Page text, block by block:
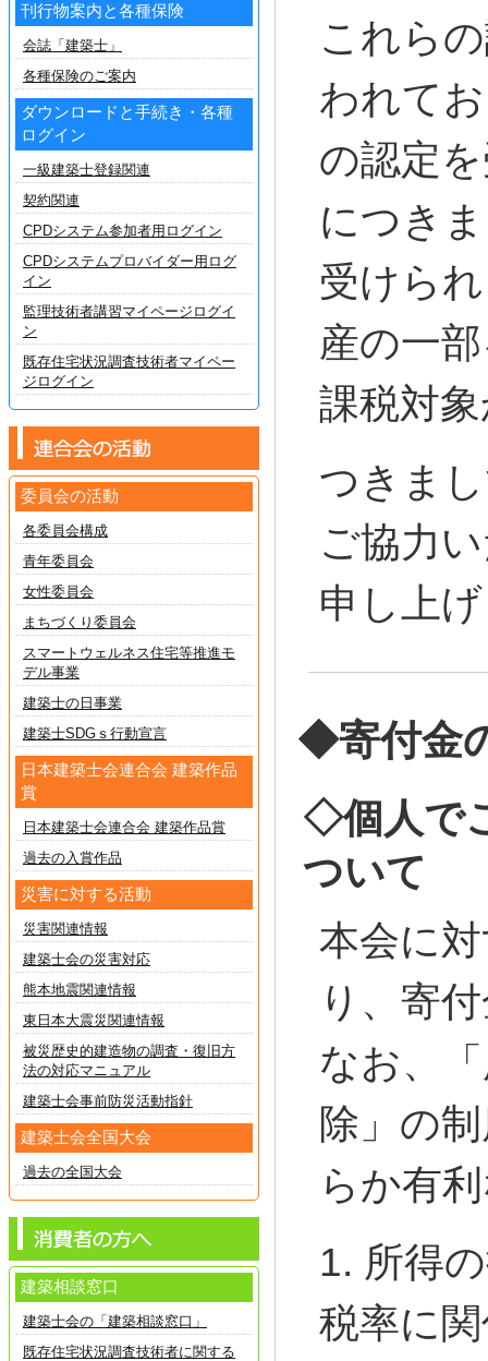
これら
われて
の認定
につき
受けら
産の一
課税対
つきま
ご協力
申し上
◆寄付金
◇個人で
ついて
本会に
り、寄
なお、
除」の
らか有
1. 所得
税率に
刊行物案内と各種保険
会誌「建築士」
各種保険のご案内
ダウンロードと手続き・各種
ログイン
一級建築士登録関連
契約関連
CPDシステム参加者用ログイン
CPDシステムプロバイダー用ログ
イン
監理技術者講習マイページログイ
ン
既存住宅状況調査技術者マイペー
ジログイン
委員会の活動
各委員会構成
青年委員会
女性委員会
まちづくり委員会
スマートウェルネス住宅等推進モ
デル事業
建築士の日事業
建築士SDGｓ行動宣言
日本建築士会連合会 建築作品
賞
日本建築士会連合会 建築作品賞
過去の入賞作品
災害に対する活動
災害関連情報
建築士会の災害対応
熊本地震関連情報
東日本大震災関連情報
被災歴史的建造物の調査・復旧方
法の対応マニュアル
建築士会事前防災活動指針
建築士会全国大会
過去の全国大会
建築相談窓口
建築士会の「建築相談窓口」
既存住宅状況調査技術者に関する